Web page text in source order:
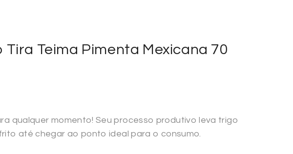
Tira Teima Pimenta Mexicana 70
qualquer momento! Seu processo produtivo leva trigo
até chegar ao ponto ideal para o consumo.